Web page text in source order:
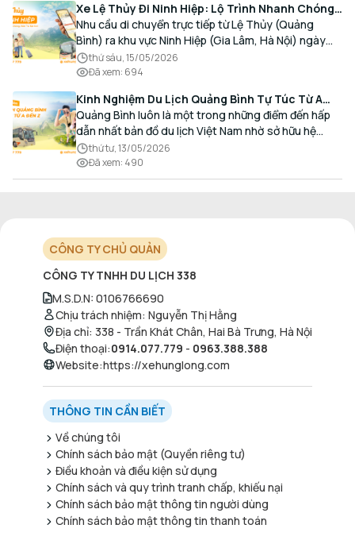
Xe Lệ Thủy Đi Ninh Hiệp: Lộ Trình Nhanh Chóng,
Đón Trả Tận Nơi
Nhu cầu di chuyển trực tiếp từ Lệ Thủy (Quảng
Bình) ra khu vực Ninh Hiệp (Gia Lâm, Hà Nội) ngày
càng gia tăng, đặc biệt đối với các hành khách có
nhu cầu giao thương, kinh doanh và mua sắm.
thứ sáu, 15/05/2026
Đã xem: 694
Kinh Nghiệm Du Lịch Quảng Bình Tự Túc Từ A
Đến Z Chi Tiết Nhất
Quảng Bình luôn là một trong những điểm đến hấp
dẫn nhất bản đồ du lịch Việt Nam nhờ sở hữu hệ
thống hang động kỳ vĩ, những bãi biển hoang sơ và
nét ẩm thực đậm đà bản sắc.
thứ tư, 13/05/2026
Đã xem: 490
CÔNG TY CHỦ QUẢN
CÔNG TY TNHH DU LỊCH 338
M.S.D.N: 0106766690
Chịu trách nhiệm: Nguyễn Thị Hằng
Địa chỉ: 338 - Trần Khát Chân, Hai Bà Trưng, Hà Nội
Điện thoại:0914.077.779 - 0963.388.388
Website:https://xehunglong.com
THÔNG TIN CẦN BIẾT
Về chúng tôi
Chính sách bảo mật (Quyền riêng tư)
Điều khoản và điều kiện sử dụng
Chính sách và quy trình tranh chấp, khiếu nại
Chính sách bảo mật thông tin người dùng
Chính sách bảo mật thông tin thanh toán